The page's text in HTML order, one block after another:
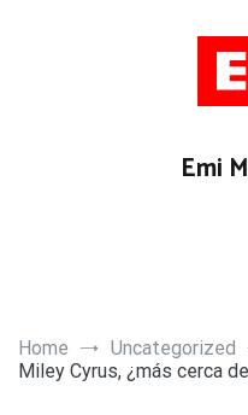
Emi
Home
Uncategorized
Miley Cyrus, ¿más cerca